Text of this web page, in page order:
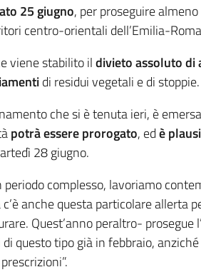
25 giugno, per proseguire
centro-orientali dell’Emilia-
viene stabilito ildivieto assoluto di
di residui vegetali e di
che si è tenuta ieri, è
potrà essere prorogato, edè
28 giugno.
complesso, lavoriamo
c’è anche questa particolare allerta
Quest’anno peraltro-
questo tipo già in febbraio,